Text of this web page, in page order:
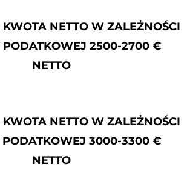
NETTO W ZALEŻNOŚCI
PODATKOWEJ 2500-2700 €
NETTO
NETTO W ZALEŻNOŚCI
PODATKOWEJ 3000-3300 €
NETTO